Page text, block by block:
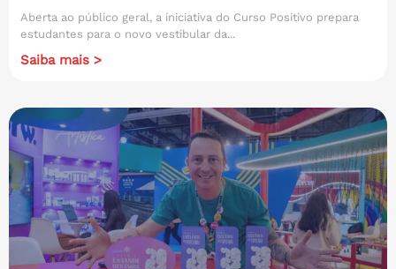
Aberta ao público geral, a iniciativa do Curso Positivo prepara
estudantes para o novo vestibular da...
Saiba mais >